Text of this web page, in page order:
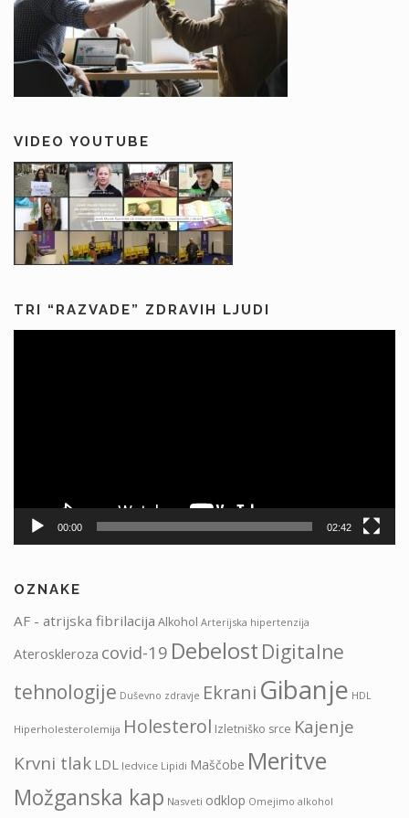
VIDEO YOUTUBE
TRI “RAZVADE” ZDRAVIH LJUDI
00:00 02:42
OZNAKE
AF - atrijska fibrilacija Alkohol Arterijska hipertenzija
Ateroskleroza covid-19 Debelost Digitalne
tehnologije Duševno zdravje Ekrani Gibanje HDL
Hiperholesterolemija Holesterol Izletniško srce Kajenje
Krvni tlak LDL ledvice Lipidi Maščobe Meritve
Možganska kap Nasveti odklop Omejimo alkohol